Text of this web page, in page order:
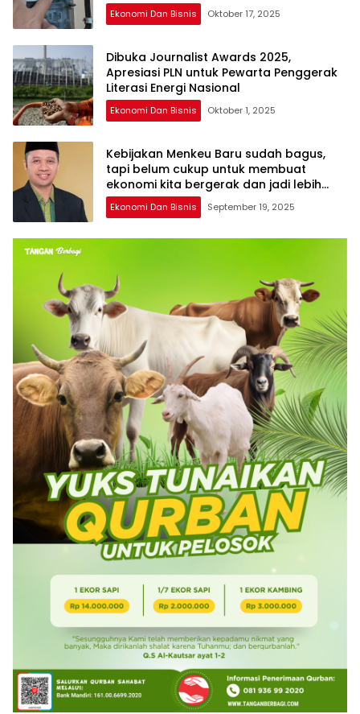
Ekonomi Dan Bisnis Oktober 17, 2025
Dibuka Journalist Awards 2025,
Apresiasi PLN untuk Pewarta Penggerak
Literasi Energi Nasional
Ekonomi Dan Bisnis Oktober 1, 2025
Kebijakan Menkeu Baru sudah bagus,
tapi belum cukup untuk membuat
ekonomi kita bergerak dan jadi lebih
baik !
Ekonomi Dan Bisnis September 19, 2025